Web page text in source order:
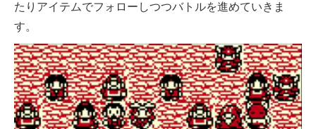
たりアイテムでフォローしつつバトルを進めていきま
す。